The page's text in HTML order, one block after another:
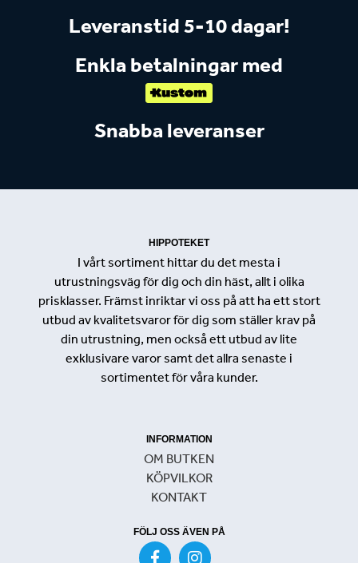
Leveranstid 5-10 dagar!
Enkla betalningar med
Snabba leveranser
HIPPOTEKET
I vårt sortiment hittar du det mesta i
utrustningsväg för dig och din häst, allt i olika
prisklasser. Främst inriktar vi oss på att ha ett stort
utbud av kvalitetsvaror för dig som ställer krav på
din utrustning, men också ett utbud av lite
exklusivare varor samt det allra senaste i
sortimentet för våra kunder.
INFORMATION
OM BUTKEN
KÖPVILKOR
KONTAKT
FÖLJ OSS ÄVEN PÅ